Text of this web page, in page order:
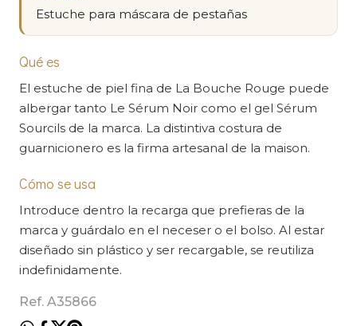
Estuche para máscara de pestañas
Qué es
El estuche de piel fina de La Bouche Rouge puede
albergar tanto Le Sérum Noir como el gel Sérum
Sourcils de la marca. La distintiva costura de
guarnicionero es la firma artesanal de la maison.
Cómo se usa
Introduce dentro la recarga que prefieras de la
marca y guárdalo en el neceser o el bolso. Al estar
diseñado sin plástico y ser recargable, se reutiliza
indefinidamente.
Ref. A35866